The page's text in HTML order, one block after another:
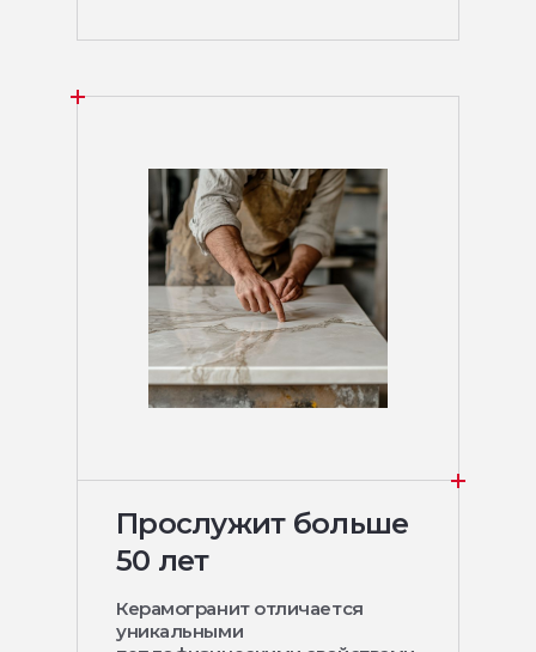
Прослужит больше
50 лет
Керамогранит отличается
уникальными